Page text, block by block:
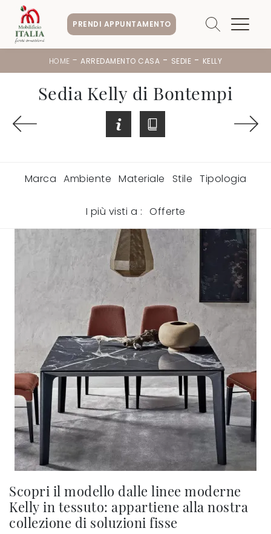
PRENDI APPUNTAMENTO
HOME -ARREDAMENTO CASA - SEDIE - KELLY
Sedia Kelly di Bontempi
Marca Ambiente Materiale Stile Tipologia
I più visti a : Offerte
Scopri il modello dalle linee moderne
Kelly in tessuto: appartiene alla nostra
collezione di soluzioni fisse